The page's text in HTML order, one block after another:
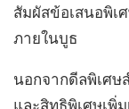
สัมผัสข้อเสนอพิเ
ภายในบูธ
นอกจากดีลพิเศษ
และสิทธิพิเศษเพิ่